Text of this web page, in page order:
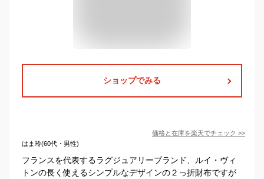
ショップでみる
価格と在庫を楽天でチェック >>
はま玲(60代・男性)
フランスを代表するラグジュアリーブランド、ルイ・ヴィ
トンの長く使えるシンプルなデザインの２っ折財布ですが